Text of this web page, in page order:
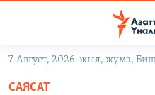
Навигацияга
өтүңүз
7-Август, 2026-жыл, жума,
САЯСАТ